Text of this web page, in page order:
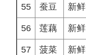
55 蚕豆 新鲜
56 莲藕 新鲜
57 菠菜 新鲜